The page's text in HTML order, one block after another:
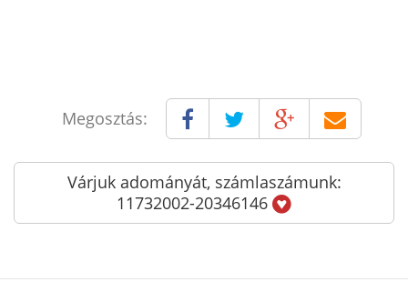
Megosztás:
Várjuk adományát, számlaszámunk:
11732002-20346146